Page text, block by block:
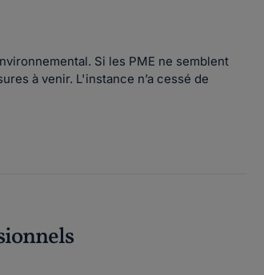
Si les PME ne semblent
à venir. L'instance n’a cessé de